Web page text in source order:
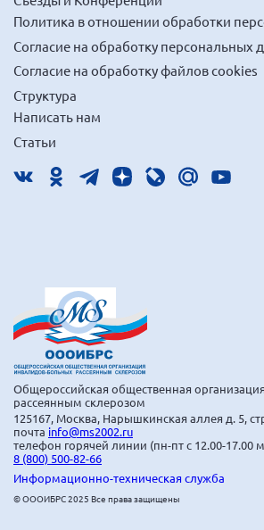
Республика Карелия
Республика Калмыкия
Республика Хакасия
Ростовская область
г. Санкт-Петербург
г. Севастополь
Самарская область СОРС
Смоленская область
Ставропольский край
Сахалинская область
Томская область
Тульская область
Ульяновская область
Челябинская область
Ярославская область
Политика в отношении обработки
Согласие на обработку персональных
Согласие на обработку файлов cookies
Структура
Написать нам
Статьи
Общероссийская общественная
рассеянным склерозом
125167, Москва, Нарышкинская аллея д. 5,
почта info@ms2002.ru
телефон горячей линии (пн-пт с 12.00-17.00
8 (800) 500-82-66
Информационно-техническая служба
© ОООИБРС 2025 Все права защищены